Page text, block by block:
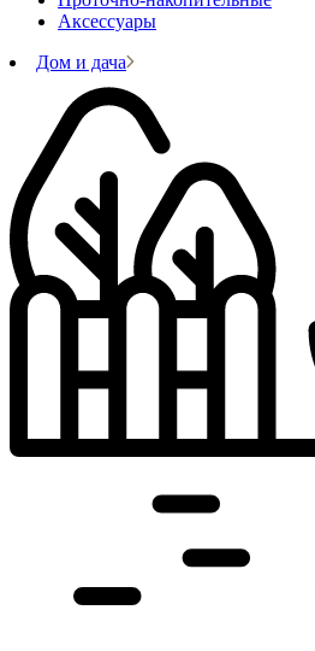
Аксессуары
Дом и дача